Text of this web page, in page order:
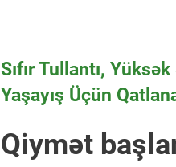
Sıfır Tullantı,
Yaşayış Üçün
Qiymət